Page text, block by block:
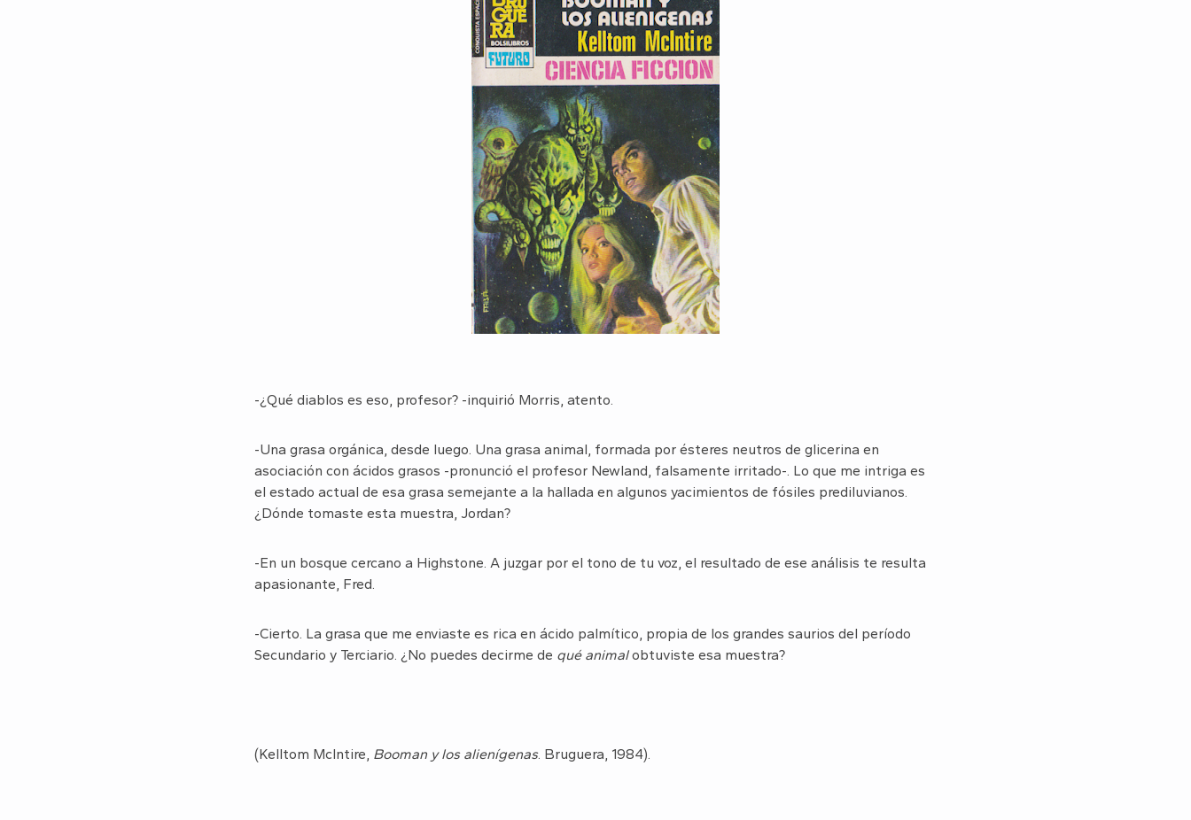
-¿Qué diablos es eso, profesor? -inquirió Morris, atento.
-Una grasa orgánica, desde luego. Una grasa animal, formada por ésteres neutros de glicerina en
asociación con ácidos grasos -pronunció el profesor Newland, falsamente irritado-. Lo que me intriga es
el estado actual de esa grasa semejante a la hallada en algunos yacimientos de fósiles prediluvianos.
¿Dónde tomaste esta muestra, Jordan?
-En un bosque cercano a Highstone. A juzgar por el tono de tu voz, el resultado de ese análisis te resulta
apasionante, Fred.
-Cierto. La grasa que me enviaste es rica en ácido palmítico, propia de los grandes saurios del período
Secundario y Terciario. ¿No puedes decirme de qué animalobtuviste esa muestra?
(Kelltom McIntire, Booman y los alienígenas. Bruguera, 1984).